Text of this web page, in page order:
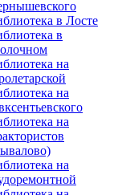
в Лосте
в
на
на
на
на